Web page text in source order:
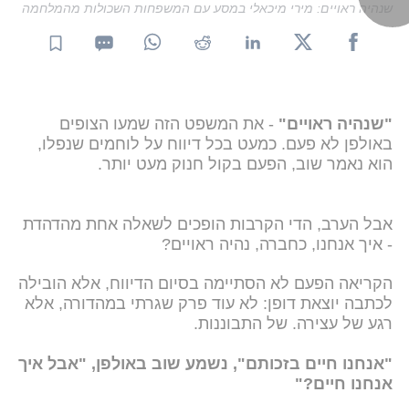
שנהיה ראויים: מירי מיכאלי במסע עם המשפחות השכולות מהמלחמה
"שנהיה ראויים" - את המשפט הזה שמעו הצופים
באולפן לא פעם. כמעט בכל דיווח על לוחמים שנפלו,
הוא נאמר שוב, הפעם בקול חנוק מעט יותר.
אבל הערב, הדי הקרבות הופכים לשאלה אחת מהדהדת
- איך אנחנו, כחברה, נהיה ראויים?
הקריאה הפעם לא הסתיימה בסיום הדיווח, אלא הובילה
לכתבה יוצאת דופן: לא עוד פרק שגרתי במהדורה, אלא
רגע של עצירה. של התבוננות.
"אנחנו חיים בזכותם", נשמע שוב באולפן, "אבל איך
אנחנו חיים?"